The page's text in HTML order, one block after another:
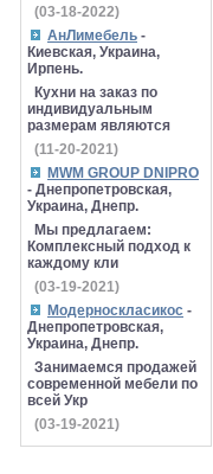
(03-18-2022)
АнЛимебель -
Киевская, Украина,
Ирпень.
Кухни на заказ по
индивидуальным
размерам являются
(11-20-2021)
MWM GROUP DNIPRO
- Днепропетровская,
Украина, Днепр.
Мы предлагаем:
Комплексный подход к
каждому кли
(03-19-2021)
Модерноскласикос -
Днепропетровская,
Украина, Днепр.
Занимаемся продажей
современной мебели по
всей Укр
(03-19-2021)